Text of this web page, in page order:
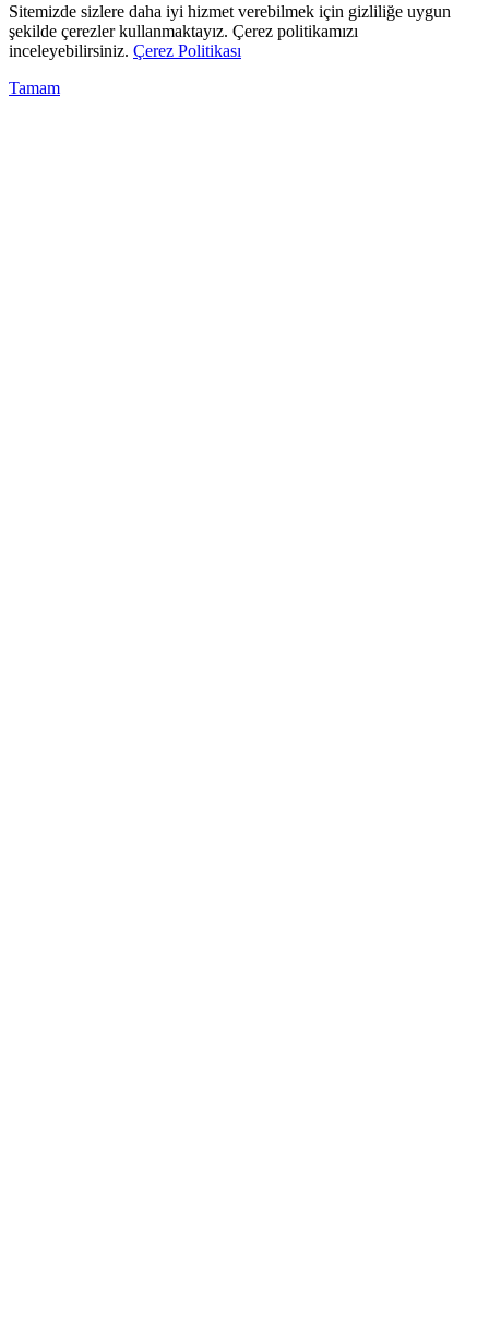
Sitemizde sizlere daha iyi hizmet verebilmek için gizliliğe uygun
şekilde çerezler kullanmaktayız. Çerez politikamızı
inceleyebilirsiniz. Çerez Politikası
Tamam